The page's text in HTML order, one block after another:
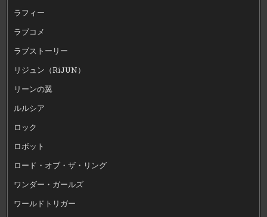
ラフィー
ラブコメ
ラブストーリー
リジュン（RiJUN）
リーンの翼
ルルシア
ロック
ロボット
ロード・オブ・ザ・リング
ワンダー・ガールズ
ワールドトリガー